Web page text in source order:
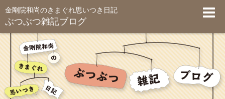
金剛院和尚のきまぐれ思いつき日記
ぶつぶつ雑記ブログ